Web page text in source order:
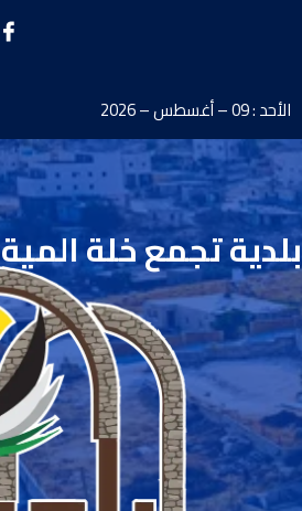
الأحد : 09 – أغسطس – 2026
بلدية تجمع خلة المية